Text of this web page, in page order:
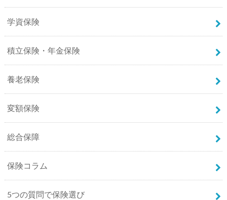
学資保険
積立保険・年金保険
養老保険
変額保険
総合保障
保険コラム
5つの質問で保険選び